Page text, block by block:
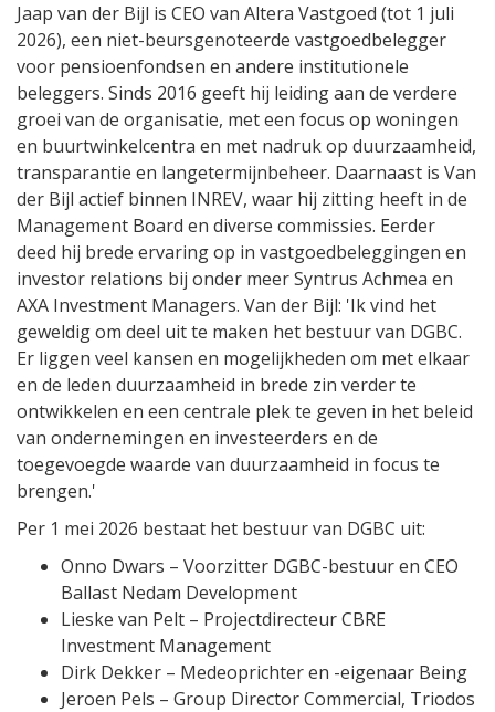
Jaap van der Bijl is CEO van Altera Vastgoed (tot 1 juli
2026), een niet-beursgenoteerde vastgoedbelegger
voor pensioenfondsen en andere institutionele
beleggers. Sinds 2016 geeft hij leiding aan de verdere
groei van de organisatie, met een focus op woningen
en buurtwinkelcentra en met nadruk op duurzaamheid,
transparantie en langetermijnbeheer. Daarnaast is Van
der Bijl actief binnen INREV, waar hij zitting heeft in de
Management Board en diverse commissies. Eerder
deed hij brede ervaring op in vastgoedbeleggingen en
investor relations bij onder meer Syntrus Achmea en
AXA Investment Managers. Van der Bijl: 'Ik vind het
geweldig om deel uit te maken het bestuur van DGBC.
Er liggen veel kansen en mogelijkheden om met elkaar
en de leden duurzaamheid in brede zin verder te
ontwikkelen en een centrale plek te geven in het beleid
van ondernemingen en investeerders en de
toegevoegde waarde van duurzaamheid in focus te
brengen.'
Per 1 mei 2026 bestaat het bestuur van DGBC uit:
Onno Dwars – Voorzitter DGBC-bestuur en CEO
Ballast Nedam Development
Lieske van Pelt – Projectdirecteur CBRE
Investment Management
Dirk Dekker – Medeoprichter en -eigenaar Being
Jeroen Pels – Group Director Commercial, Triodos